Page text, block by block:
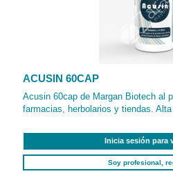
ACUSIN 60CAP
Acusin 60cap de Margan Biotech al
farmacias, herbolarios y tiendas.
Inicia sesión para
Soy profesional,